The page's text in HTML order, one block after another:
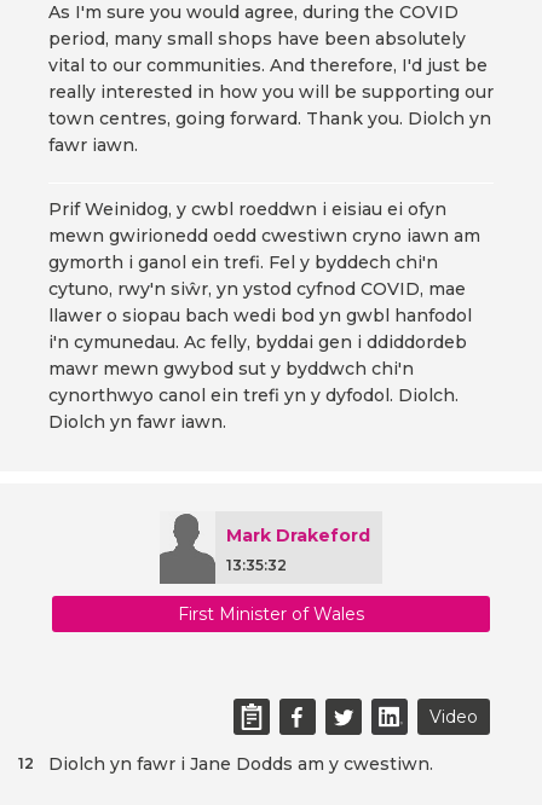
As I'm sure you would agree, during the COVID
period, many small shops have been absolutely
vital to our communities. And therefore, I'd just be
really interested in how you will be supporting our
town centres, going forward. Thank you. Diolch yn
fawr iawn.
Prif Weinidog, y cwbl roeddwn i eisiau ei ofyn
mewn gwirionedd oedd cwestiwn cryno iawn am
gymorth i ganol ein trefi. Fel y byddech chi'n
cytuno, rwy'n siŵr, yn ystod cyfnod COVID, mae
llawer o siopau bach wedi bod yn gwbl hanfodol
i'n cymunedau. Ac felly, byddai gen i ddiddordeb
mawr mewn gwybod sut y byddwch chi'n
cynorthwyo canol ein trefi yn y dyfodol. Diolch.
Diolch yn fawr iawn.
Mark Drakeford
13:35:32
First Minister of Wales
Video
Diolch yn fawr i Jane Dodds am y cwestiwn.
12